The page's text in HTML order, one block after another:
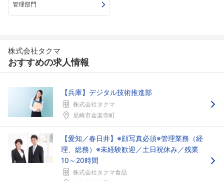
管理部門
株式会社タクマ
おすすめの求人情報
【兵庫】デジタル技術推進部
株式会社タクマ
尼崎市金楽寺町
【愛知／春日井】※顔写真必須※管理業務（経
理、総務）※未経験歓迎／土日祝休み／残業
10～20時間
株式会社タクマ食品